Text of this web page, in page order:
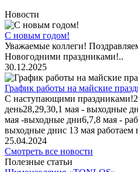
Новости
С новым годом!
Уважаемые коллеги!
Новогодними праздниками!..
30.12.2025
График работы на майские
С наступающими
день28,29,30,1 мая - выходные
мая -выходные дни6,7,8 мая -
выходные днис 13 мая работаем
25.04.2024
Смотреть все новости
Полезные статьи